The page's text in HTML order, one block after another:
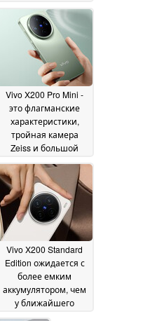
S24 Ultra и iPhone 16
Pro18 October 2024
Vivo X200 Pro Mini -
это флагманские
характеристики,
тройная камера
Zeiss и большой
аккумулятор в
компактном форм-
факторе
15 October 2024
Vivo X200 Standard
Edition ожидается с
более емким
аккумулятором, чем
у ближайшего
конкурента